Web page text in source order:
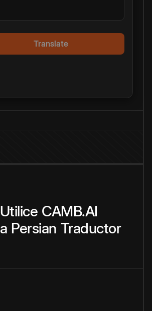
Translate
Utilice CAMB.AI
a Persian Traductor